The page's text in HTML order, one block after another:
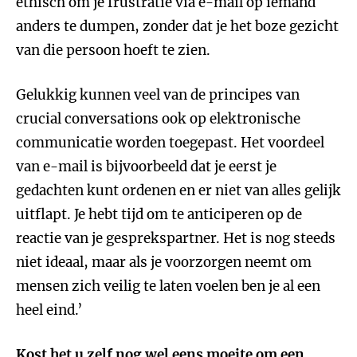
anders te dumpen, zonder dat je het boze gezicht
van die persoon hoeft te zien.
Gelukkig kunnen veel van de principes van
crucial conversations ook op elektronische
communicatie worden toegepast. Het voordeel
van e-mail is bijvoorbeeld dat je eerst je
gedachten kunt ordenen en er niet van alles gelijk
uitflapt. Je hebt tijd om te anticiperen op de
reactie van je gesprekspartner. Het is nog steeds
niet ideaal, maar als je voorzorgen neemt om
mensen zich veilig te laten voelen ben je al een
heel eind.’